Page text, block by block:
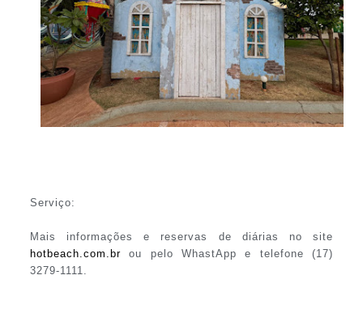
Serviço:
Mais informações e reservas de diárias no site
hotbeach.com.brou pelo WhastApp e telefone (17)
3279-1111.